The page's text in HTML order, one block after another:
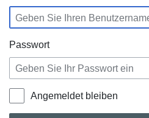
Passwort
Angemeldet bleiben